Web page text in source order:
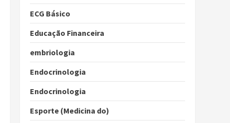
ECG Básico
Educação Financeira
embriologia
Endocrinologia
Endocrinologia
Esporte (Medicina do)